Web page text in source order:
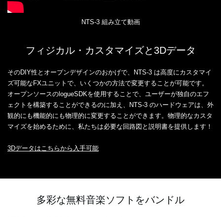
NTS-3 組み立て動画
フィジカル・カスタマイズと3Dデータ
そのDIY性とオープンデザインのおかげで、NTS-3 は高度にカスタマイ
ズ可能なFXユニットで、いくつかの方法で変更することが可能です。
オープンソースのlogueSDKを使用することで、ユーザーが独自のエフ
ェクトを構築することができるのに加え、NTS-3 のハードウェアは、外
観的にも機能的にも物理的に変更することができます。物理的なカスタ
マイズを始めるために、私たちは必要な回路図と説明書を提供します！
3Dデータはこちらから入手可能
多彩な無料音楽ソフトをバンドル